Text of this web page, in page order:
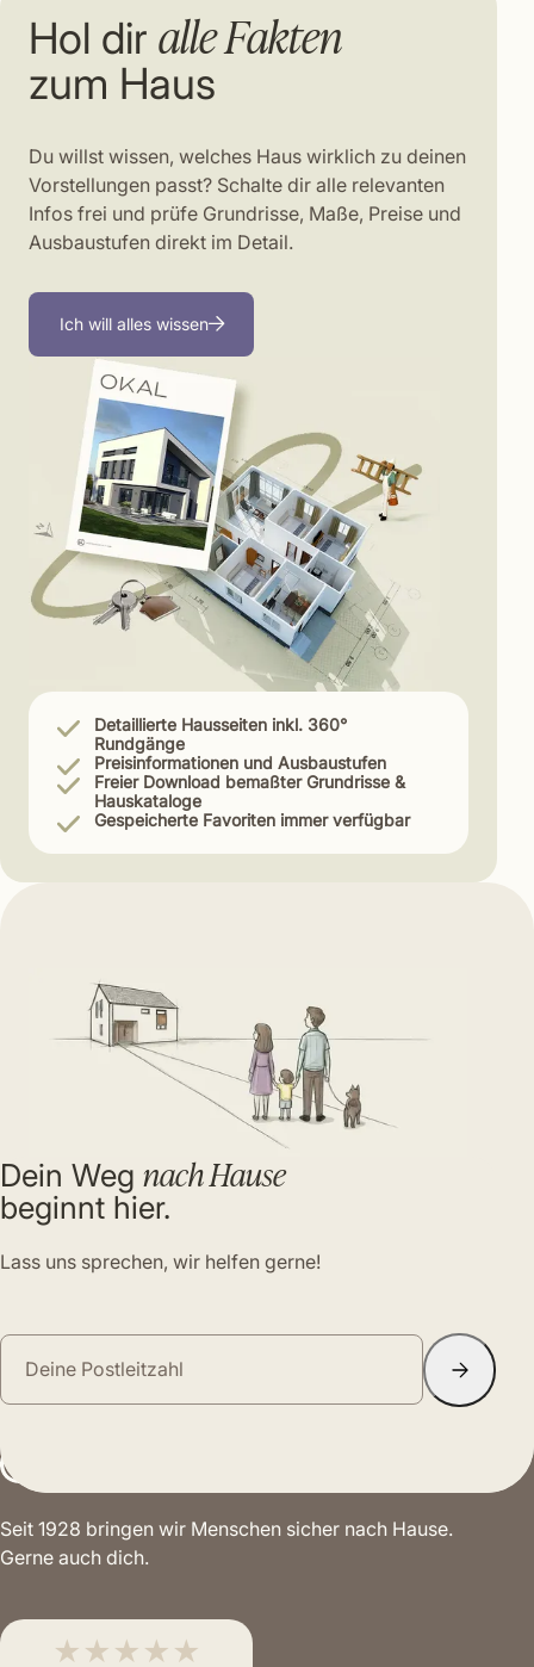
Hol dir alle Fakten
zum Haus
Du willst wissen, welches Haus wirklich zu deinen
Vorstellungen passt? Schalte dir alle relevanten
Infos frei und prüfe Grundrisse, Maße, Preise und
Ausbaustufen direkt im Detail.
Ich will alles wissen
Detaillierte Hausseiten inkl. 360°
Rundgänge
Preisinformationen und Ausbaustufen
Freier Download bemaßter Grundrisse &
Hauskataloge
Gespeicherte Favoriten immer verfügbar
Dein Wegnach Hause
beginnt hier.
Lass uns sprechen, wir helfen gerne!
Seit 1928 bringen wir Menschen sicher nach Hause.
Gerne auch dich.
★★★★★